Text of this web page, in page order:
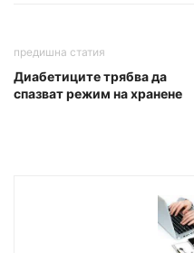
предишна статия
Диабетиците трябва да
спазват режим на хранене